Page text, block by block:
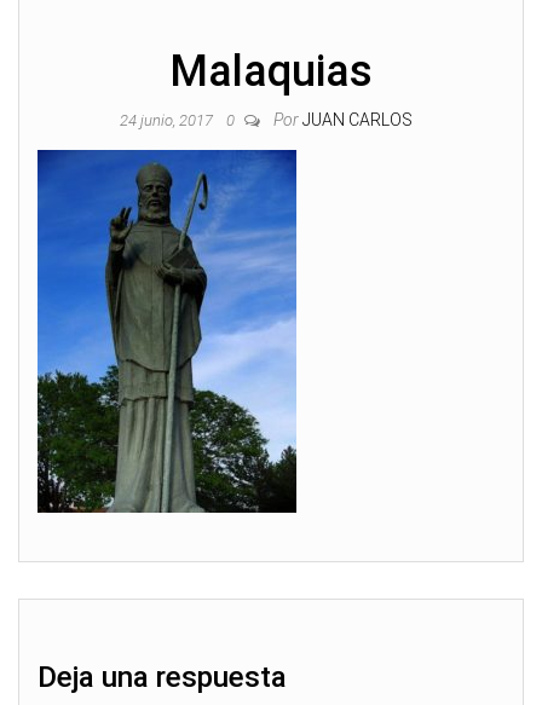
Malaquias
24 junio, 2017 0 PorJUAN CARLOS
Deja una respuesta